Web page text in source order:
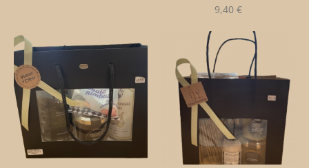
9,40 €